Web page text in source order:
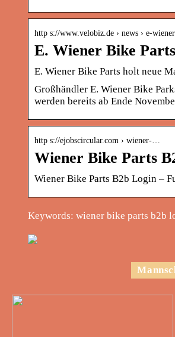
http s://www.velobiz.de › news › e-
E. Wiener Bike
E. Wiener Bike Parts holt neue
Großhändler E. Wiener Bike
werden bereits ab Ende
http s://ejobscircular.com › wiener-…
Wiener Bike Parts
Wiener Bike Parts B2b Login –
Keywords: wiener bike parts b2b